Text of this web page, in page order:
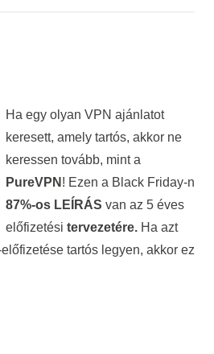
Ha egy olyan VPN ajánlatot
keresett, amely tartós, akkor ne
keressen tovább, mint a
PureVPN ! Ezen a Black Friday-n
87%-os LEÍRÁS van az 5 éves
előfizetési tervezetére.Ha azt
tartós legyen, akkor ez